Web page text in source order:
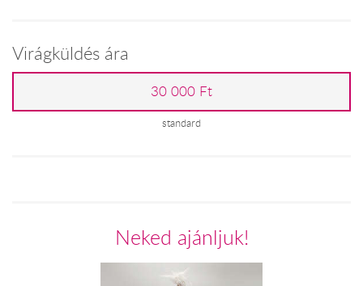
Virágküldés ára
30 000 Ft
standard
Neked ajánljuk!